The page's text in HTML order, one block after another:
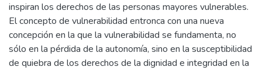
inspiran los derechos de las personas mayores vulnerables.
El concepto de vulnerabilidad entronca con una nueva
concepción en la que la vulnerabilidad se fundamenta, no
sólo en la pérdida de la autonomía, sino en la susceptibilidad
de quiebra de los derechos de la dignidad e integridad en la